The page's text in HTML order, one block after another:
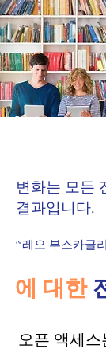
변화는 모든
결과입니다.
~레오 부스카글
에 대한
오픈 액세